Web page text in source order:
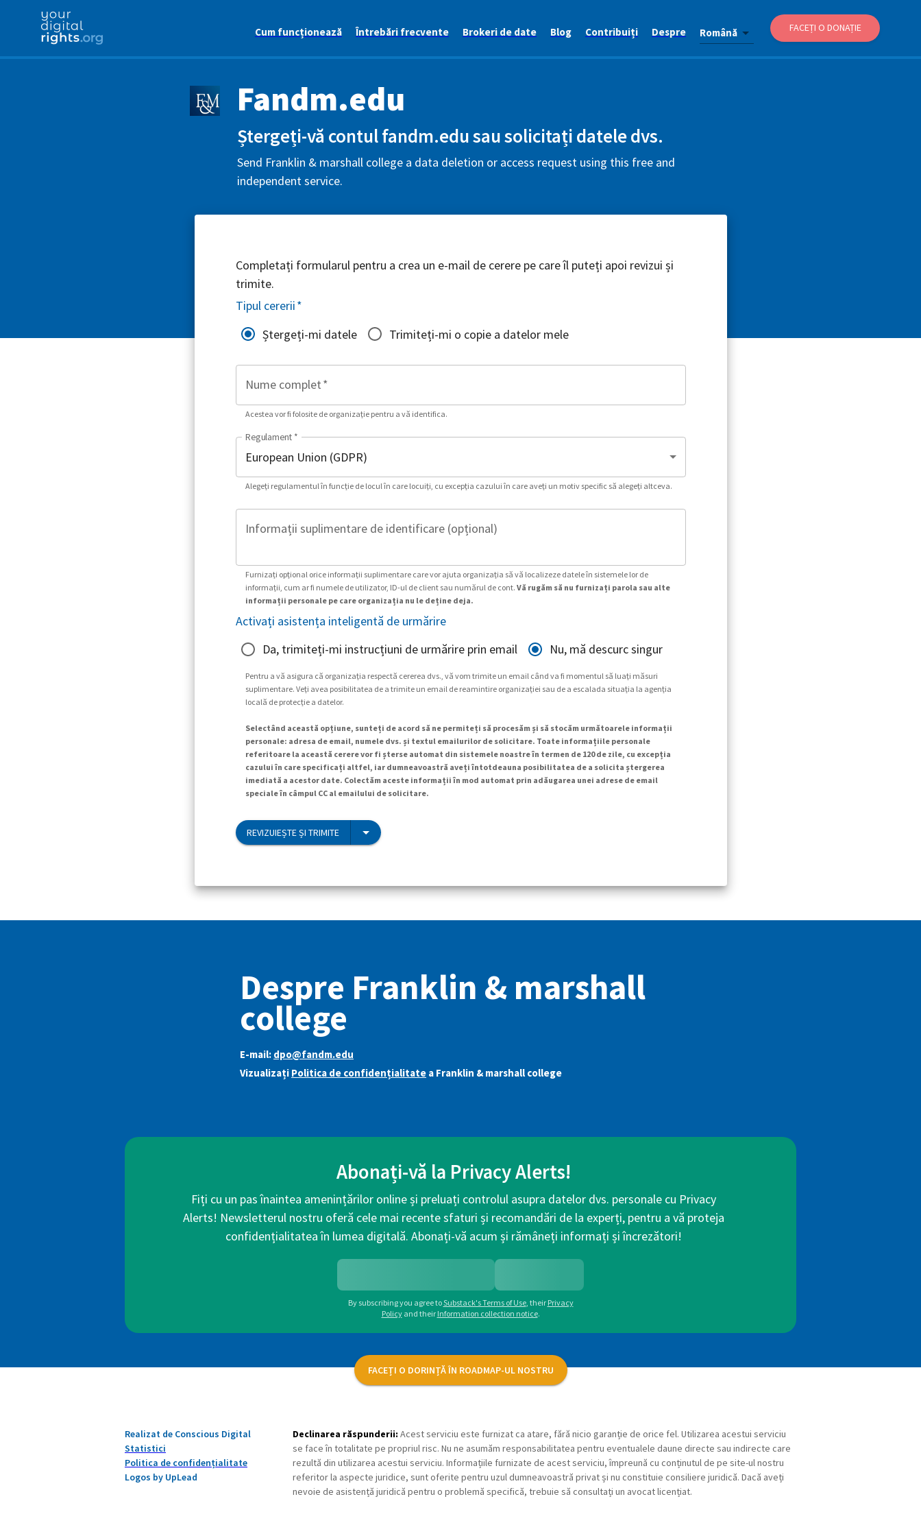
Cum funcționează Întrebări frecvente Brokeri de date Blog Contribuiți Despre Română FACEȚI O DONAȚIE
Fandm.edu
Ștergeți-vă contul fandm.edu sau solicitați datele dvs.
Send Franklin & marshall college a data deletion or access request using this free and
independent service.
Completați formularul pentru a crea un e-mail de cerere pe care îl puteți apoi revizui și
trimite.
Tipul cererii*
Ștergeți-mi datele
Trimiteți-mi o copie a datelor mele
Nume complet*
Acestea vor fi folosite de organizație pentru a vă identifica.
Regulament *
Alegeți regulamentul în funcție de locul în care locuiți, cu excepția cazului în care aveți un motiv specific să alegeți altceva.
Informații suplimentare de identificare (opțional)
Furnizați opțional orice informații suplimentare care vor ajuta organizația să vă localizeze datele în sistemele lor de
informații, cum ar fi numele de utilizator, ID-ul de client sau numărul de cont. Vă rugăm să nu furnizați parola sau alte
informații personale pe care organizația nu le deține deja.
Activați asistența inteligentă de urmărire
Da, trimiteți-mi instrucțiuni de urmărire prin email
Nu, mă descurc singur
Pentru a vă asigura că organizația respectă cererea dvs., vă vom trimite un email când va fi momentul să luați măsuri
suplimentare. Veți avea posibilitatea de a trimite un email de reamintire organizației sau de a escalada situația la agenția
locală de protecție a datelor.
Selectând această opțiune, sunteți de acord să ne permiteți să procesăm și să stocăm următoarele informații
personale: adresa de email, numele dvs. și textul emailurilor de solicitare. Toate informațiile personale
referitoare la această cerere vor fi șterse automat din sistemele noastre în termen de 120 de zile, cu excepția
cazului în care specificați altfel, iar dumneavoastră aveți întotdeauna posibilitatea de a solicita ștergerea
imediată a acestor date. Colectăm aceste informații în mod automat prin adăugarea unei adrese de email
speciale în câmpul CC al emailului de solicitare.
REVIZUIEȘTE ȘI TRIMITE
Despre Franklin & marshall
college
E-mail: dpo@fandm.edu
Vizualizați Politica de confidențialitate a Franklin & marshall college
Abonați-vă la Privacy Alerts!
Fiți cu un pas înaintea amenințărilor online și preluați controlul asupra datelor dvs. personale cu Privacy
Alerts! Newsletterul nostru oferă cele mai recente sfaturi și recomandări de la experți, pentru a vă proteja
confidențialitatea în lumea digitală. Abonați-vă acum și rămâneți informați și încrezători!
By subscribing you agree toSubstack's Terms of Use, their Privacy
Policy and their Information collection notice.
FACEȚI O DORINȚĂ ÎN ROADMAP-UL NOSTRU
Realizat de Conscious Digital
Statistici
Politica de confidențialitate
Logos by UpLead
Declinarea răspunderii: Acest serviciu este furnizat ca atare, fără nicio garanție de orice fel. Utilizarea acestui serviciu
se face în totalitate pe propriul risc. Nu ne asumăm responsabilitatea pentru eventualele daune directe sau indirecte care
rezultă din utilizarea acestui serviciu. Informațiile furnizate de acest serviciu, împreună cu conținutul de pe site-ul nostru
referitor la aspecte juridice, sunt oferite pentru uzul dumneavoastră privat și nu constituie consiliere juridică. Dacă aveți
nevoie de asistență juridică pentru o problemă specifică, trebuie să consultați un avocat licențiat.